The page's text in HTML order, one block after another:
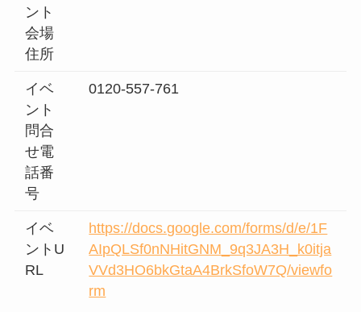
ント
会場
住所
イベ
ント
問合
せ電
話番
号
0120-557-761
イベ
ントU
RL
https://docs.google.com/forms/d/e/1F
AIpQLSf0nNHitGNM_9q3JA3H_k0itja
VVd3HO6bkGtaA4BrkSfoW7Q/viewfo
rm